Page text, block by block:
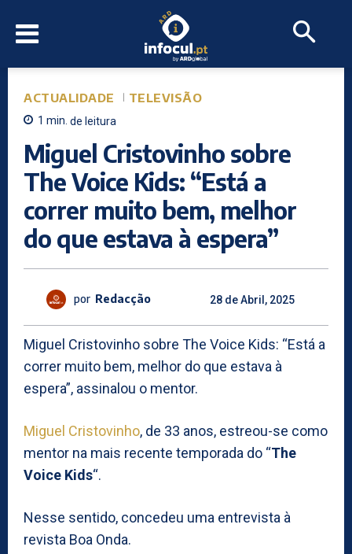
ACTUALIDADE TELEVISÃO
1 min. de leitura
Miguel Cristovinho sobre
The Voice Kids: “Está a
correr muito bem, melhor
do que estava à espera”
por Redacção 28 de Abril, 2025
Miguel Cristovinho sobre The Voice Kids: “Está a
correr muito bem, melhor do que estava à
espera”, assinalou o mentor.
Miguel Cristovinho, de 33 anos, estreou-se como
mentor na mais recente temporada do “The
Voice Kids“.
Nesse sentido, concedeu uma entrevista à
revista Boa Onda.